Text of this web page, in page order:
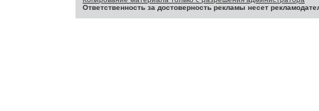
Ответственность за достоверность рекламы несет